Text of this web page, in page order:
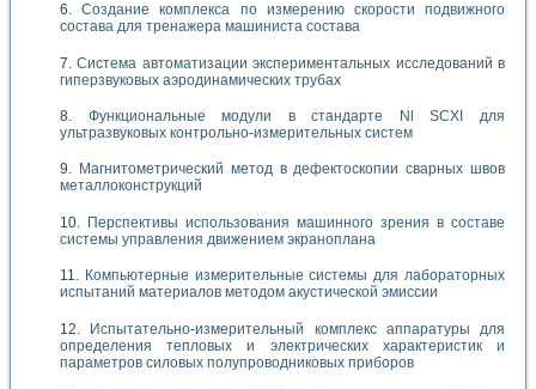
Создание комплекса по измерению скорости подвижного
состава для тренажера машиниста состава
Система автоматизации экспериментальных исследований в
гиперзвуковых аэродинамических трубах
Функциональные модули в стандарте Nl SCXI для
ультразвуковых контрольно-измерительных систем
Магнитометрический метод в дефектоскопии сварных швов
металлоконструкций
Перспективы использования машинного зрения в составе
системы управления движением экраноплана
Компьютерные измерительные системы для лабораторных
испытаний материалов методом акустической эмиссии
Испытательно-измерительный комплекс аппаратуры для
определения тепловых и электрических характеристик и
параметров силовых полупроводниковых приборов